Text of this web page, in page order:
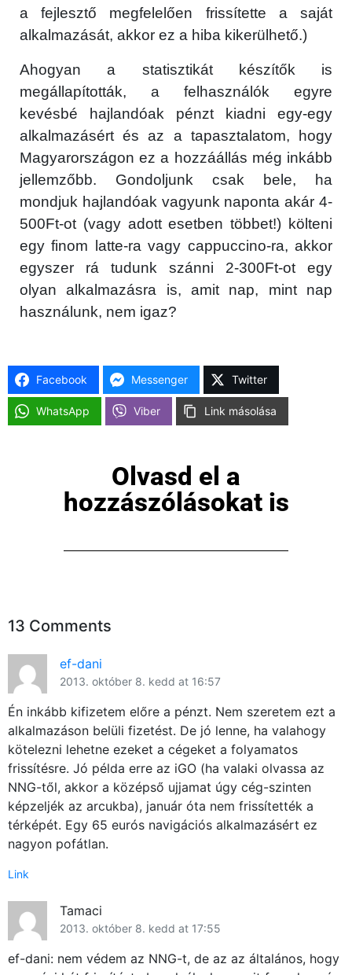
a fejlesztő megfelelően frissítette a saját
alkalmazását, akkor ez a hiba kikerülhető.)
Ahogyan a statisztikát készítők is
megállapították, a felhasználók egyre
kevésbé hajlandóak pénzt kiadni egy-egy
alkalmazásért és az a tapasztalatom, hogy
Magyarországon ez a hozzáállás még inkább
jellemzőbb. Gondoljunk csak bele, ha
mondjuk hajlandóak vagyunk naponta akár 4-
500Ft-ot (vagy adott esetben többet!) költeni
egy finom latte-ra vagy cappuccino-ra, akkor
egyszer rá tudunk szánni 2-300Ft-ot egy
olyan alkalmazásra is, amit nap, mint nap
használunk, nem igaz?
Facebook Messenger Twitter
WhatsApp Viber Link másolása
Olvasd el a
hozzászólásokat is
13 Comments
ef-dani
2013. október 8. kedd at 16:57
Én inkább kifizetem előre a pénzt. Nem szeretem ezt a
alkalmazáson belüli fizetést. De jó lenne, ha valahogy
kötelezni lehetne ezeket a cégeket a folyamatos
frissítésre. Jó példa erre az iGO (ha valaki olvassa az
NNG-től, akkor a középső ujjamat úgy cég-szinten
képzeljék az arcukba), január óta nem frissítették a
térképét. Egy 65 eurós navigációs alkalmazásért ez
nagyon pofátlan.
Link
Tamaci
2013. október 8. kedd at 17:55
ef-dani: nem védem az NNG-t, de az az általános, hogy